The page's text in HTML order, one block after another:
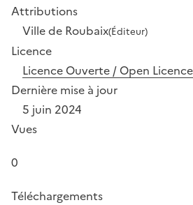
Attributions
Ville de Roubaix(Éditeur)
Licence
Licence Ouverte / Open
Dernière mise à jour
5 juin 2024
Vues
0
Téléchargements